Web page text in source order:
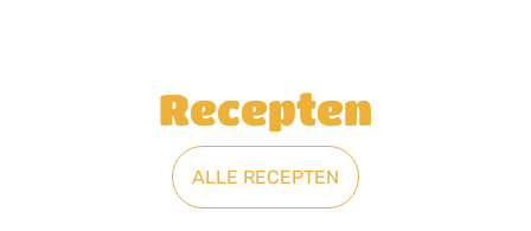
Recepten
ALLE RECEPTEN